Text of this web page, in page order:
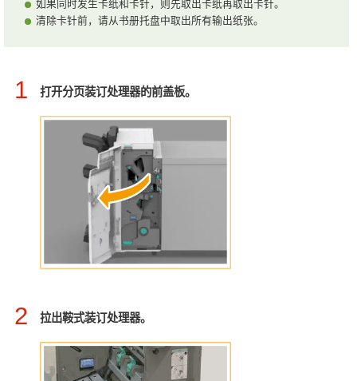
如果同时发生卡纸和卡针，则先取出卡纸再取出卡针。
清除卡针前，请从书册托盘中取出所有输出纸张。
1 打开分页装订处理器的前盖板。
2 拉出鞍式装订处理器。